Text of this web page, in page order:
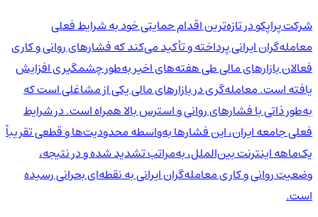
شرکت پراپکو در تازه‌ترین اقدام حمایتی خود به شرایط فعلی
معامله‌گران ایرانی پرداخته و تأکید می‌کند که فشارهای روانی و کاری
فعالان بازارهای مالی طی هفته‌های اخیر به‌طور چشمگیری افزایش
یافته است. معامله‌گری در بازارهای مالی یکی از مشاغلی است که
به‌طور ذاتی با فشارهای روانی و استرس بالا همراه است. در شرایط
فعلی جامعه ایران، این فشارها به‌واسطه محدودیت‌ها و قطعی تقریباً
یک‌ماهه اینترنت بین‌الملل، به‌مراتب تشدید شده و در نتیجه،
وضعیت روانی و کاری معامله‌گران ایرانی به نقطه‌ای بحرانی رسیده
است.